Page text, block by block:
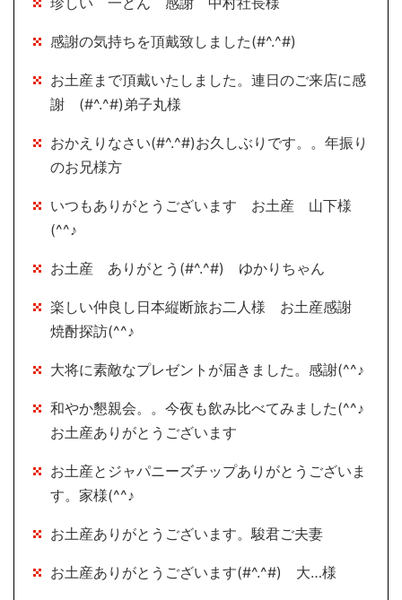
感謝の気持ちを頂戴致しました(#^.^#)
お土産まで頂戴いたしました。連日のご来店に感
謝 (#^.^#)弟子丸様
おかえりなさい(#^.^#)お久しぶりです。。年振り
のお兄様方
いつもありがとうございます お土産 山下様
(^^♪
お土産 ありがとう(#^.^#) ゆかりちゃん
楽しい仲良し日本縦断旅お二人様 お土産感謝
焼酎探訪(^^♪
大将に素敵なプレゼントが届きました。感謝(^^♪
和やか懇親会。。今夜も飲み比べてみました(^^♪
お土産ありがとうございます
お土産とジャパニーズチップありがとうございま
す。家様(^^♪
お土産ありがとうございます。駿君ご夫妻
お土産ありがとうございます(#^.^#) 大…様